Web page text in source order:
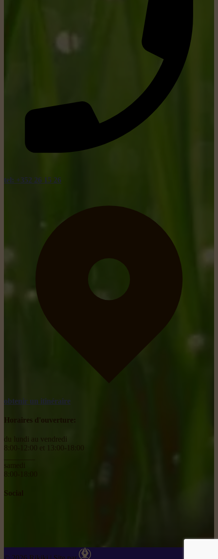
tel: +352 26 15 26
obtenir un itinéraire
Horaires d'ouverture:
du lundi au vendredi
8:00-12:00 et 13:00-18:00
samedi
8:00-18:00
Social